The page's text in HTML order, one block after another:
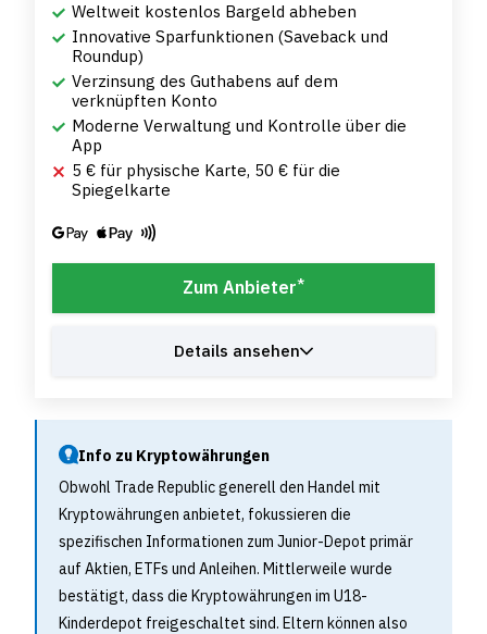
Weltweit kostenlos Bargeld abheben
Innovative Sparfunktionen (Saveback und
Roundup)
Verzinsung des Guthabens auf dem
verknüpften Konto
Moderne Verwaltung und Kontrolle über die
App
5 € für physische Karte, 50 € für die
Spiegelkarte
Zum Anbieter*
Details ansehen
Info zu Kryptowährungen
Obwohl Trade Republic generell den Handel mit
Kryptowährungen anbietet, fokussieren die
spezifischen Informationen zum Junior-Depot primär
auf Aktien, ETFs und Anleihen. Mittlerweile wurde
bestätigt, dass die Kryptowährungen im U18-
Kinderdepot freigeschaltet sind. Eltern können also